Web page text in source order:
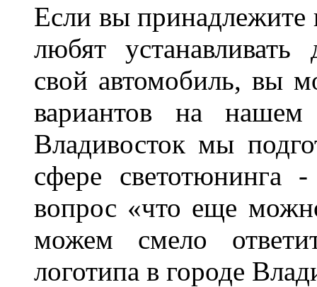
Если вы принадлежите
любят устанавливать
свой автомобиль, вы
вариантов на
Владивосток мы
сфере светотюнинга
вопрос «что еще
можем смело
логотипа в городе